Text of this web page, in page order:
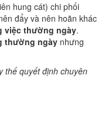
hung cát) chi phối
đẩy và nên hoãn khác
việc thường ngày.
thường ngày nhưng
thế quyết định chuyên